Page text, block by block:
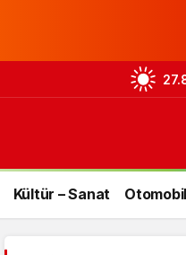
Kültür – Sanat Otomobil